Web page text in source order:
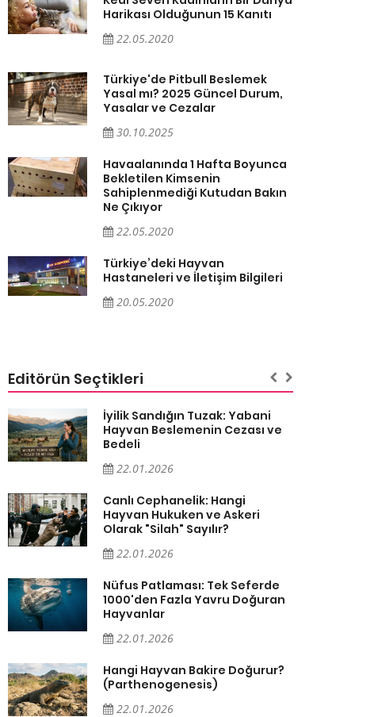
Harikası Olduğunun 15 Kanıtı
22.05.2020
Türkiye'de Pitbull Beslemek
Yasal mı? 2025 Güncel Durum,
Yasalar ve Cezalar
30.10.2025
Havaalanında 1 Hafta Boyunca
Bekletilen Kimsenin
Sahiplenmediği Kutudan Bakın
Ne Çıkıyor
22.05.2020
Türkiye’deki Hayvan
Hastaneleri ve İletişim Bilgileri
20.05.2020
Editörün Seçtikleri
İyilik Sandığın Tuzak: Yabani
Hayvan Beslemenin Cezası ve
Bedeli
22.01.2026
Canlı Cephanelik: Hangi
Hayvan Hukuken ve Askeri
Olarak "Silah" Sayılır?
22.01.2026
Nüfus Patlaması: Tek Seferde
1000'den Fazla Yavru Doğuran
Hayvanlar
22.01.2026
Hangi Hayvan Bakire Doğurur?
(Parthenogenesis)
22.01.2026